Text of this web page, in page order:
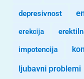
depresivnost
erekcija
impotencija
ljubavni problemi